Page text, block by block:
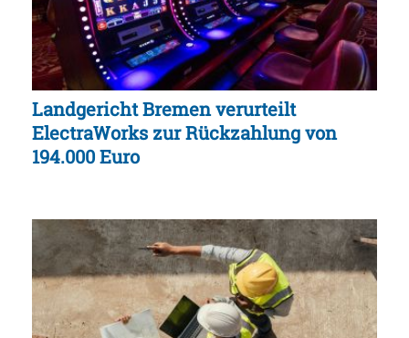
Landgericht Bremen verurteilt
ElectraWorks zur Rückzahlung von
194.000 Euro